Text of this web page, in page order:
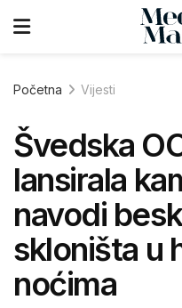
Početna Vijesti
Švedska
lansirala
navodi
skloništa u
noćima